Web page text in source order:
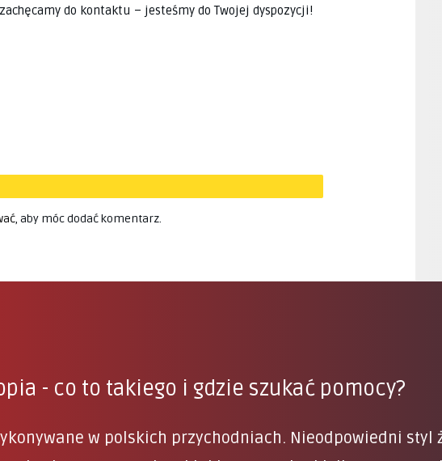
do kontaktu – jesteśmy do Twojej dyspozycji!
, aby móc dodać komentarz.
- co to takiego i gdzie szukać pomocy?
w polskich przychodniach. Nieodpowiedni